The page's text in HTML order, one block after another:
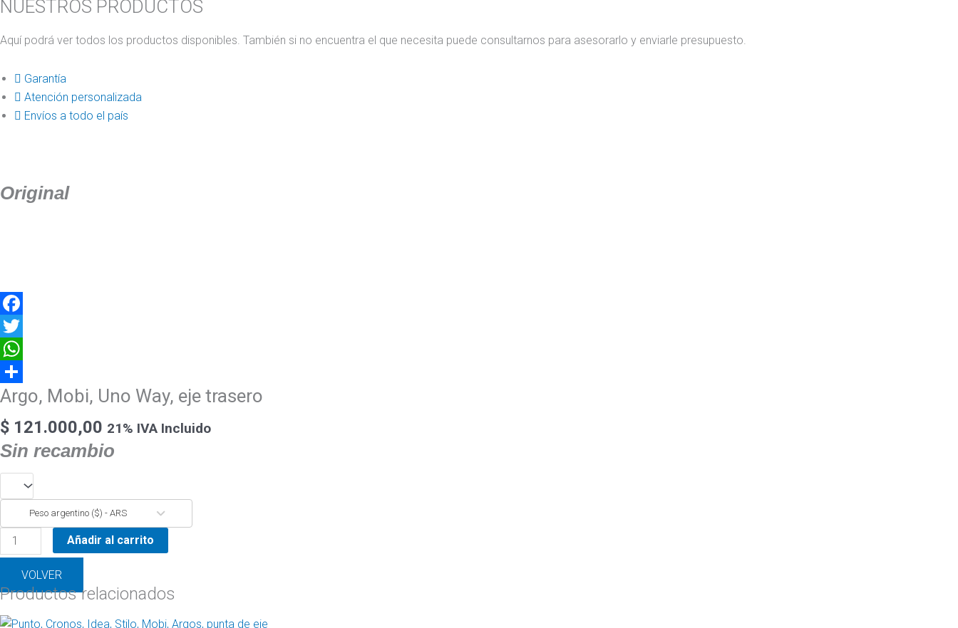
NUESTROS PRODUCTOS
Aquí podrá ver todos los productos disponibles. También si no encuentra el que necesita puede consultarnos para asesorarlo y enviarle presupuesto.
Garantía
Atención personalizada
Envíos a todo el país
Original
Facebook
Twitter
WhatsApp
Compartir
Argo, Mobi, Uno Way, eje trasero
$ 121.000,00 21% IVA Incluido
Sin recambio
Peso argentino ($) - ARS
Añadir al carrito
VOLVER
Productos relacionados